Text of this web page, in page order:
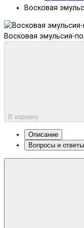
Восковая
Восковая эмульсия-
В корзину
Описание
Вопросы и ответы